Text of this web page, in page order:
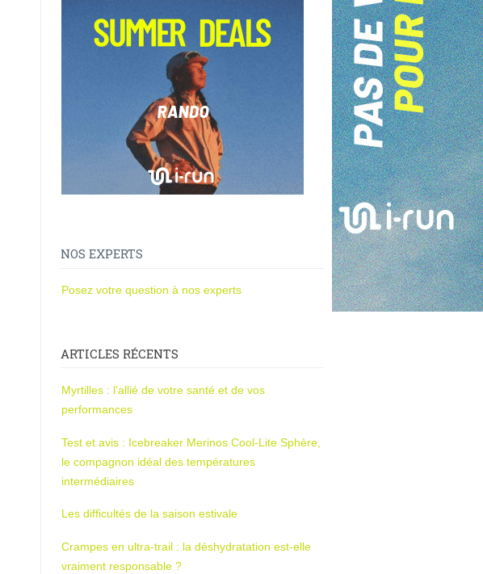
NOS EXPERTS
Posez votre question à nos experts
ARTICLES RÉCENTS
Myrtilles : l’allié de votre santé et de vos
performances
Test et avis : Icebreaker Merinos Cool-Lite Sphère,
le compagnon idéal des températures
intermédiaires
Les difficultés de la saison estivale
Crampes en ultra-trail : la déshydratation est-elle
vraiment responsable ?